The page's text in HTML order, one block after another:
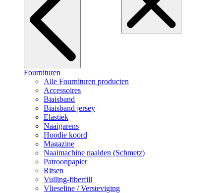
Fournituren
Alle Fournituren producten
Accessoires
Biaisband
Biaisband jersey
Elastiek
Naaigarens
Hoodie koord
Magazine
Naaimachine naalden (Schmetz)
Patroonpapier
Ritsen
Vulling-fiberfill
Vlieseline / Versteviging